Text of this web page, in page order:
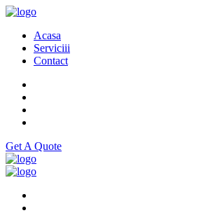
Acasa
Serviciii
Contact
Get A Quote